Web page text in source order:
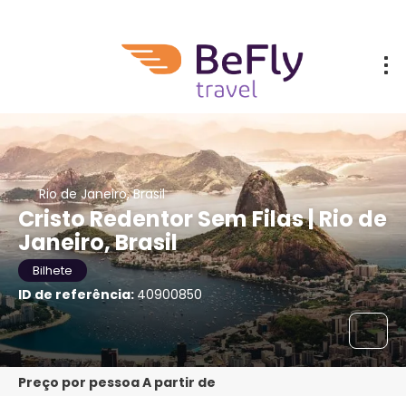
Rio de Janeiro, Brasil
Cristo Redentor Sem Filas | Rio de
Janeiro, Brasil
Bilhete
ID de referência: 40900850
preço por pessoa A partir de